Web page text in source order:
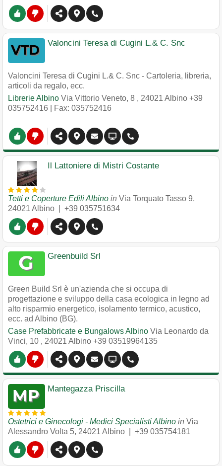
Valoncini Teresa di Cugini L.& C. Snc
Valoncini Teresa di Cugini L.& C. Snc - Cartoleria, libreria,
articoli da regalo, ecc.
Librerie Albino Via Vittorio Veneto, 8 , 24021 Albino +39
035752416 | Fax: 035752416
Il Lattoniere di Mistri Costante
Tetti e Coperture Edili Albino in Via Torquato Tasso 9,
24021 Albino +39 035751634
Greenbuild Srl
Green Build Srl è un'azienda che si occupa di
progettazione e sviluppo della casa ecologica in legno ad
alto risparmio energetico, isolamento termico, acustico,
ecc. ad Albino (BG).
Case Prefabbricate e Bungalows Albino Via Leonardo da
Vinci, 10 , 24021 Albino +39 03519964135
Mantegazza Priscilla
Ostetrici e Ginecologi - Medici Specialisti Albino in Via
Alessandro Volta 5, 24021 Albino +39 035754181